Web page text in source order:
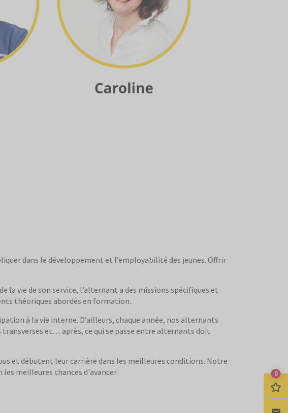
0
dans le développement et l’employabilité des jeunes. Offrir
vie de son service, l’alternant a des missions spécifiques et
théoriques abordés en formation.
à la vie interne. D’ailleurs, chaque année, nos alternants
et… après, ce qui se passe entre alternants doit
et débutent leur carrière dans les meilleures conditions. Notre
les meilleures chances d'avancer.